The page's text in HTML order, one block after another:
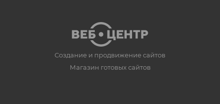
Создание и продвижение сайтов
Магазин готовых сайтов